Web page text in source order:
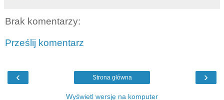
Brak komentarzy:
Prześlij komentarz
‹ ›
Strona główna
Wyświetl wersję na komputer